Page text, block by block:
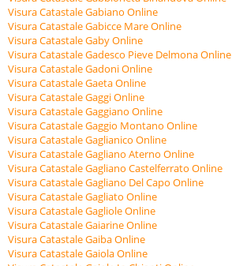
Visura Catastale Gabiano Online
Visura Catastale Gabicce Mare Online
Visura Catastale Gaby Online
Visura Catastale Gadesco Pieve Delmona Online
Visura Catastale Gadoni Online
Visura Catastale Gaeta Online
Visura Catastale Gaggi Online
Visura Catastale Gaggiano Online
Visura Catastale Gaggio Montano Online
Visura Catastale Gaglianico Online
Visura Catastale Gagliano Aterno Online
Visura Catastale Gagliano Castelferrato Online
Visura Catastale Gagliano Del Capo Online
Visura Catastale Gagliato Online
Visura Catastale Gagliole Online
Visura Catastale Gaiarine Online
Visura Catastale Gaiba Online
Visura Catastale Gaiola Online